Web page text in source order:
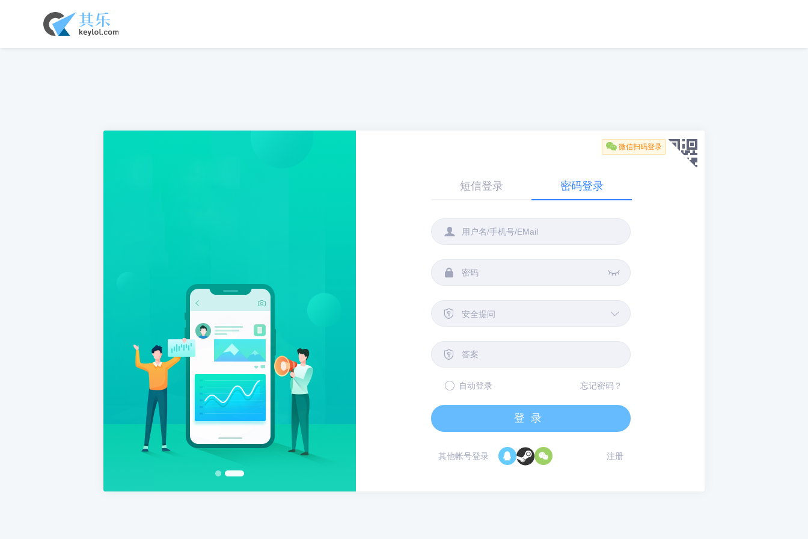
 微信扫码登录
短信登录 密码登录

 
 安全提问 

自动登录 忘记密码？
登录
其他帐号登录   注册